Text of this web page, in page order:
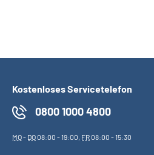
Kostenloses Servicetelefon
0800 1000 4800
MO- DO08:00 - 19:00, FR08:00 - 15:30